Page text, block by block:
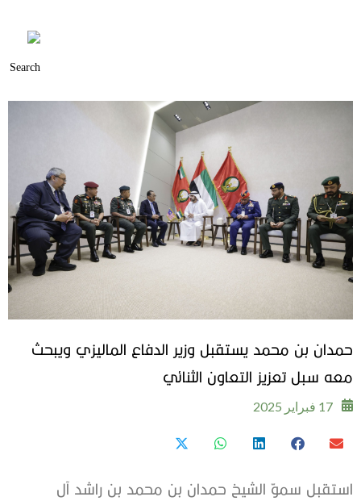
حمدان بن محمد يستقبل وزير الدفاع الماليزي ويبحث
معه سبل تعزيز التعاون الثنائي
17 فبراير 2025
استقبل سموّ الشيخ حمدان بن محمد بن راشد آل